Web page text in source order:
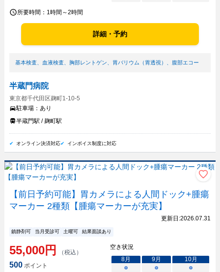
所要時間： 1時間～2時間
詳細・予約
基本検査、 血液検査、 胸部レントゲン 胃バリウム（胃透視） 腹部エコー
半蔵門病院
東京都千代田区麹町1-10-5
駐車場： あり
半蔵門駅 / 麹町駅
オンライン決済対応 インボイス制度に対応
【前日予約可能】胃カメラによる人間ドック+腫瘍
マーカー 2種類【腫瘍マーカーが充実】
更新日:2026.07.31
鎮静剤可 当月受診可 土曜可 結果面談あり
55,000円 （税込）
500ポイント
空き状況
8月 9月 10月
○
○ ○